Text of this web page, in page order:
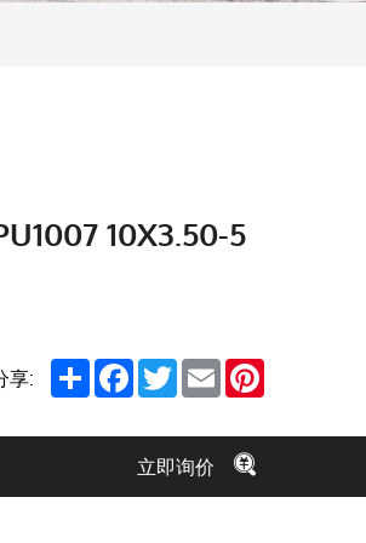
10X3.50-5
享: Share FacebookTwitterEmail
立即询价